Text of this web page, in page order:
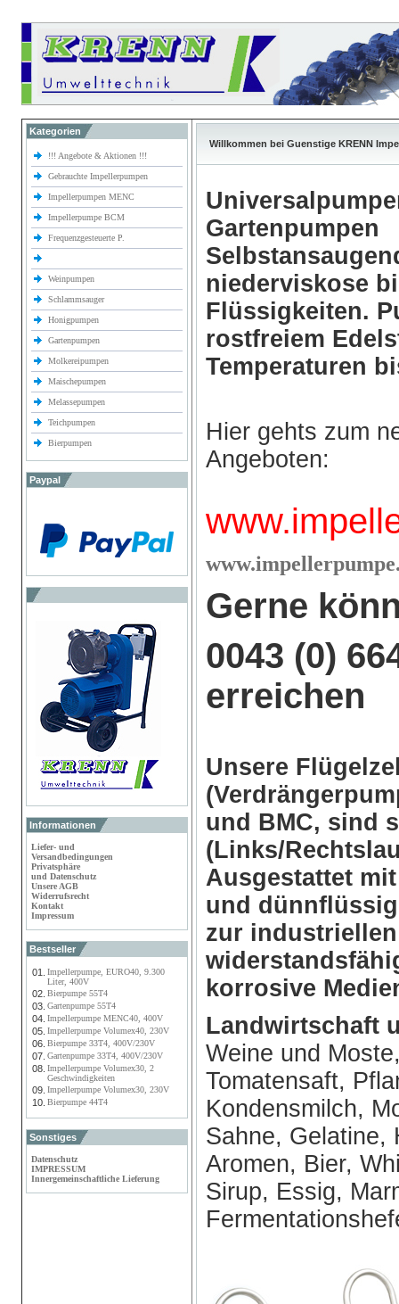
Kategorien
!!! Angebote & Aktionen !!!
Gebrauchte Impellerpumpen
Impellerpumpen MENC
Impellerpumpe BCM
Frequenzgesteuerte P.
Weinpumpen
Schlammsauger
Honigpumpen
Gartenpumpen
Molkereipumpen
Maischepumpen
Melassepumpen
Teichpumpen
Bierpumpen
Paypal
Informationen
Liefer- und
Versandbedingungen
Privatsphäre
und Datenschutz
Unsere AGB
Widerrufsrecht
Kontakt
Impressum
Bestseller
01.
Impellerpumpe, EURO40, 9.300
Liter, 400V
02. Bierpumpe 55T4
03. Gartenpumpe 55T4
04. Impellerpumpe MENC40, 400V
05. Impellerpumpe Volumex40, 230V
06. Bierpumpe 33T4, 400V/230V
07. Gartenpumpe 33T4, 400V/230V
08. Impellerpumpe Volumex30, 2
Geschwindigkeiten
09. Impellerpumpe Volumex30, 230V
10. Bierpumpe 44T4
Sonstiges
Datenschutz
IMPRESSUM
Innergemeinschaftliche Lieferung
Willkommen bei Guenstige KRENN
Gartenpumpen
niederviskose
Flüssigkeiten.
rostfreiem
Temperaturen
Hier gehts zum
Angeboten:
w
Gerne
0043 (0)
erreichen
Unsere
und BMC, sind
(Links/
Ausgestattet
und
zur
korrosive
Landwirtschaft
Weine und
Tomatensaft,
Kondensmilch,
Sahne, Gelatine,
Aromen, Bier,
Sirup, Essig,